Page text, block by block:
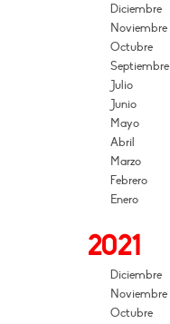
Diciembre
Noviembre
Octubre
Septiembre
Julio
Junio
Mayo
Abril
Marzo
Febrero
Enero
2021
Diciembre
Noviembre
Octubre